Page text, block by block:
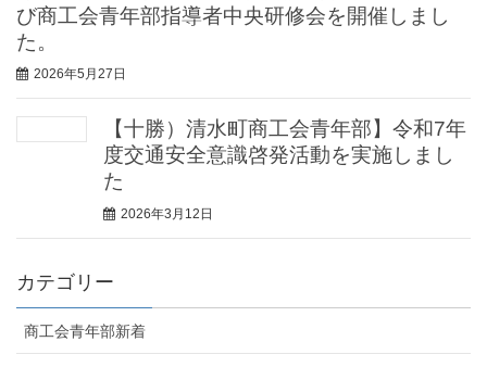
び商工会青年部指導者中央研修会を開催しまし
た。
2026年5月27日
【十勝）清水町商工会青年部】令和7年
度交通安全意識啓発活動を実施しまし
た
2026年3月12日
カテゴリー
商工会青年部新着